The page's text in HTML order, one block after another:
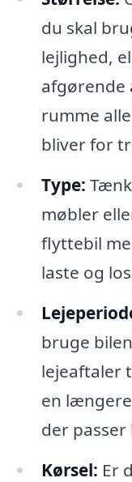
du skal
lejlighed,
afgørende
rumme
bliver for
Type:
møbler
flyttebil
laste og
bruge
lejeaftaler
en
der
Kørsel: Er